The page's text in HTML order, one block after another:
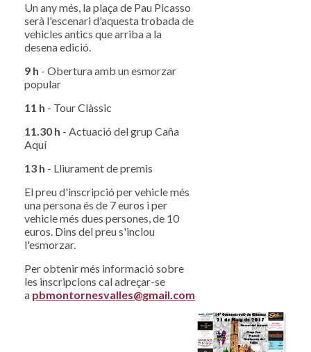
Un any més, la plaça de Pau Picasso
serà l'escenari d'aquesta trobada de
vehicles antics que arriba a la
desena edició.
9 h - Obertura amb un esmorzar
popular
11 h - Tour Clàssic
11.30 h - Actuació del grup Caña
Aquí
13 h - Lliurament de premis
El preu d'inscripció per vehicle més
una persona és de 7 euros i per
vehicle més dues persones, de 10
euros. Dins del preu s'inclou
l'esmorzar.
Per obtenir més informació sobre
les inscripcions cal adreçar-se
a pbmontornesvalles@gmail.com